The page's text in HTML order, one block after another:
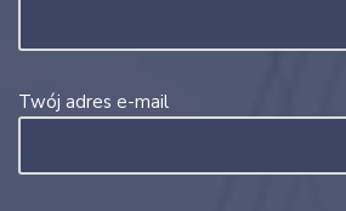
Twój adres e-mail